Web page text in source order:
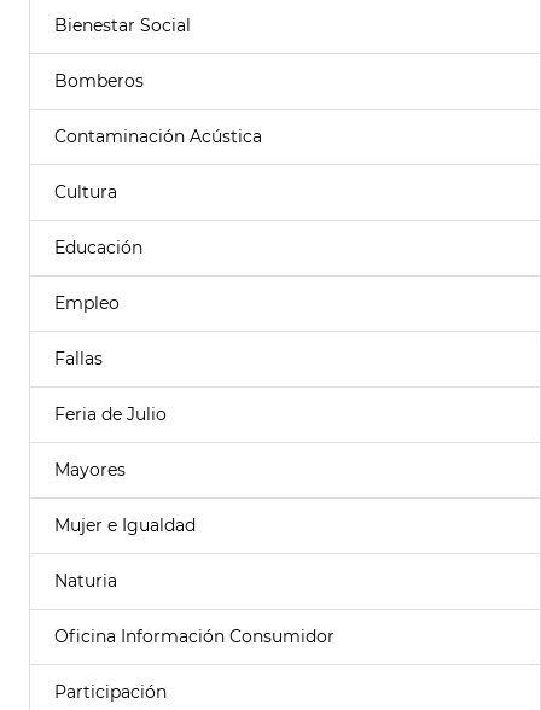
Bienestar Social
Bomberos
Contaminación Acústica
Cultura
Educación
Empleo
Fallas
Feria de Julio
Mayores
Mujer e Igualdad
Naturia
Oficina Información Consumidor
Participación